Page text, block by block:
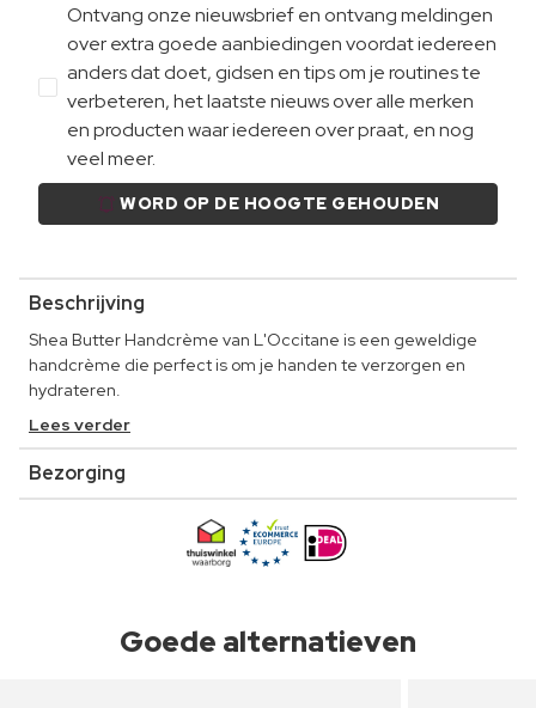
Ontvang onze nieuwsbrief en ontvang meldingen
over extra goede aanbiedingen voordat iedereen
anders dat doet, gidsen en tips om je routines te
verbeteren, het laatste nieuws over alle merken
en producten waar iedereen over praat, en nog
veel meer.
WORD OP DE HOOGTE GEHOUDEN
Beschrijving
Shea Butter Handcrème van L'Occitane is een geweldige
handcrème die perfect is om je handen te verzorgen en
hydrateren.
Lees verder
Bezorging
Goede alternatieven